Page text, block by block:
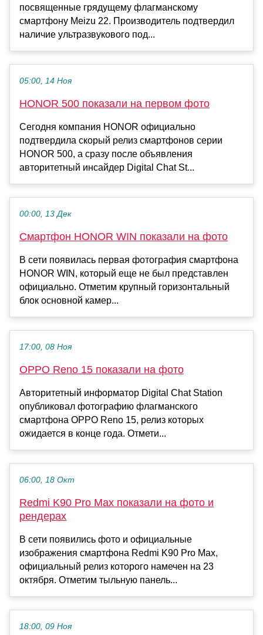
посвященные грядущему флагманскому
смартфону Meizu 22. Производитель подтвердил
наличие ультразвукового под...
05:00, 14 Ноя
HONOR 500 показали на первом фото
Сегодня компания HONOR официально
подтвердила скорый релиз смартфонов серии
HONOR 500, а сразу после объявления
авторитетный инсайдер Digital Chat St...
00:00, 13 Дек
Смартфон HONOR WIN показали на фото
В сети появилась первая фотография смартфона
HONOR WIN, который еще не был представлен
официально. Отметим крупный горизонтальный
блок основной камер...
17:00, 08 Ноя
OPPO Reno 15 показали на фото
Авторитетный информатор Digital Chat Station
опубликовал фотографию флагманского
смартфона OPPO Reno 15, релиз которых
ожидается в конце года. Отмети...
06:00, 18 Окт
Redmi K90 Pro Max показали на фото и
рендерах
В сети появились фото и официальные
изображения смартфона Redmi K90 Pro Max,
официальный релиз которого намечен на 23
октября. Отметим тыльную панель...
18:00, 09 Ноя